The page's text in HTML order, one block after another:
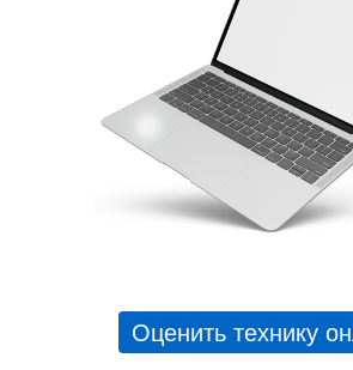
Оценить технику